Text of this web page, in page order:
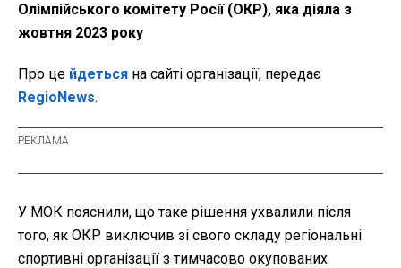
Олімпійського комітету Росії (ОКР), яка діяла з
жовтня 2023 року
Про це йдеться на сайті організації, передає
RegioNews.
У МОК пояснили, що таке рішення ухвалили після
того, як ОКР виключив зі свого складу регіональні
спортивні організації з тимчасово окупованих